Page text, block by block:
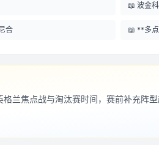
📖 波金
合 📖 **多
兰焦点战与淘汰赛时间，赛前补充阵型